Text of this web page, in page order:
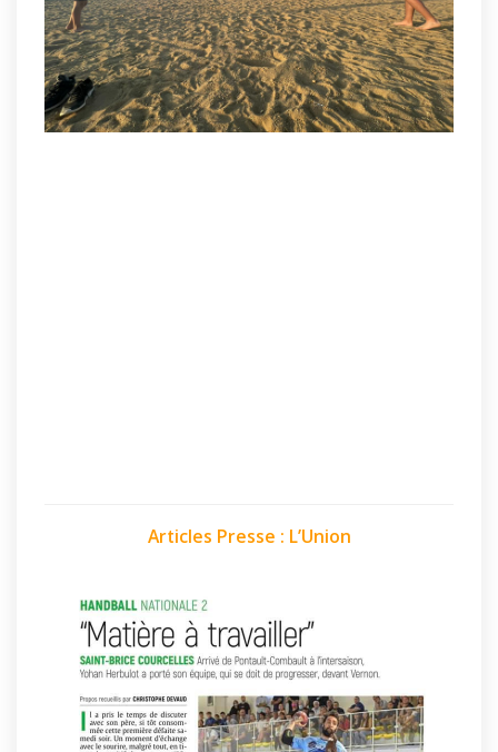
Articles Presse : L’Union